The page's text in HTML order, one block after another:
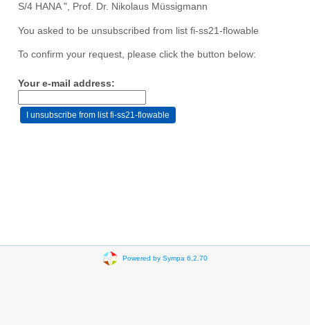
S/4 HANA ", Prof. Dr. Nikolaus Müssigmann
You asked to be unsubscribed from list fi-ss21-flowable
To confirm your request, please click the button below:
Your e-mail address:
Powered by Sympa 6.2.70